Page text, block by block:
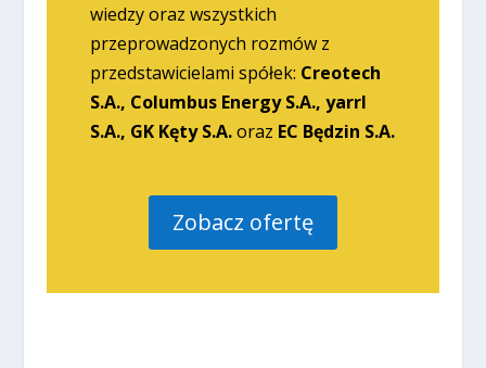
wiedzy oraz wszystkich
przeprowadzonych rozmów z
przedstawicielami spółek: Creotech
S.A., Columbus Energy S.A., yarrl
S.A., GK Kęty S.A.oraz EC Będzin S.A.
Zobacz ofertę